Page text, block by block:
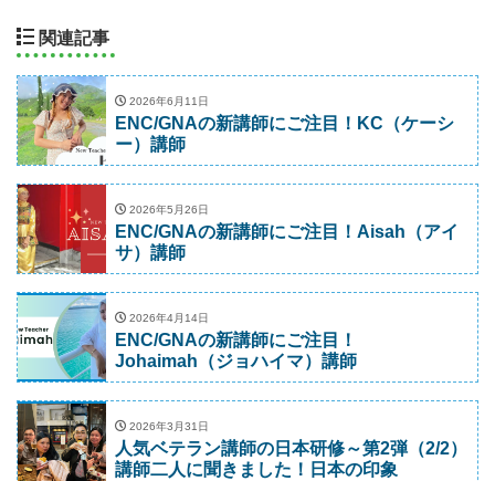
関連記事
2026年6月11日
ENC/GNAの新講師にご注目！KC（ケーシ
ー）講師
2026年5月26日
ENC/GNAの新講師にご注目！Aisah（アイ
サ）講師
2026年4月14日
ENC/GNAの新講師にご注目！
Johaimah（ジョハイマ）講師
2026年3月31日
人気ベテラン講師の日本研修～第2弾（2/2）
講師二人に聞きました！日本の印象